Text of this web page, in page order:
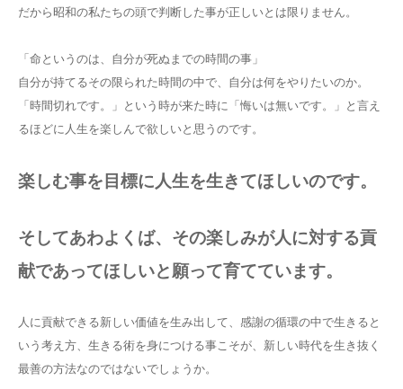
だから昭和の私たちの頭で判断した事が正しいとは限りません。
「命というのは、自分が死ぬまでの時間の事」
自分が持てるその限られた時間の中で、自分は何をやりたいのか。
「時間切れです。」という時が来た時に「悔いは無いです。」と言え
るほどに人生を楽しんで欲しいと思うのです。
楽しむ事を目標に人生を生きてほしいのです。
そしてあわよくば、その楽しみが人に対する貢
献であってほしいと願って育てています。
人に貢献できる新しい価値を生み出して、感謝の循環の中で生きると
いう考え方、生きる術を身につける事こそが、新しい時代を生き抜く
最善の方法なのではないでしょうか。